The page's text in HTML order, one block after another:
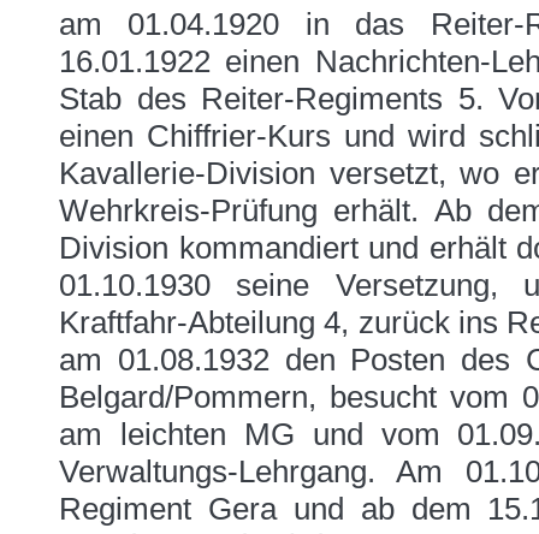
am 01.04.1920 in das
16.01.1922 einen Nachrichten-
Stab des Reiter-Regiments 5.
einen Chiffrier-Kurs und wird
Kavallerie-Division versetzt, wo
Wehrkreis-Prüfung erhält. Ab
Division kommandiert und erhält
01.10.1930 seine Versetzung,
Kraftfahr-Abteilung 4, zurück ins
am 01.08.1932 den Posten des
Belgard/Pommern, besucht vom
am leichten MG und vom
Verwaltungs-Lehrgang. Am
Regiment Gera und ab dem